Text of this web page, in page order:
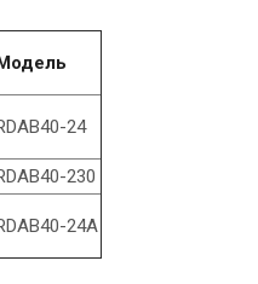
24
230
24A